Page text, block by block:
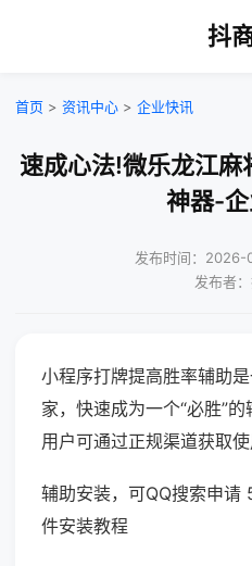
抖
首页 > 资讯中心 > 企业快讯
速成心法!微乐龙江麻
神器-
发布时间：
发布者
小程序打牌提高胜率辅助
家，快速成为一个“必胜”
用户可通过正规渠道获取使
辅助安装，可QQ搜索申
件安装教程